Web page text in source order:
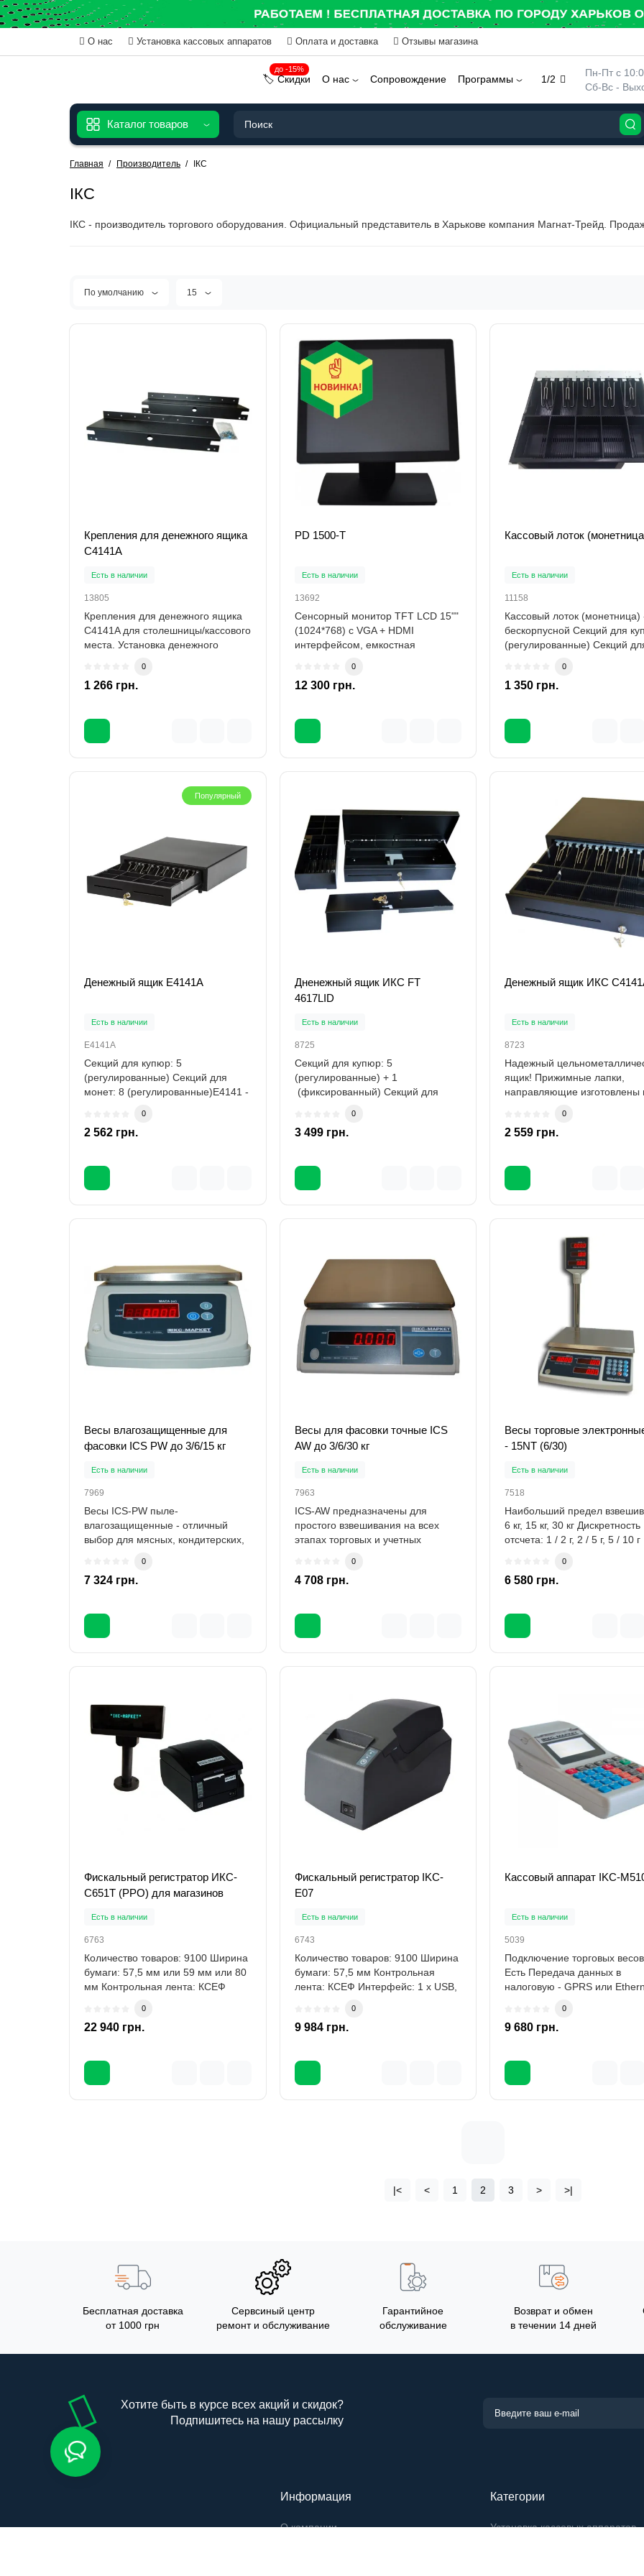
О нас Установка кассовых аппаратов Оплата и доставка Отзывы магазина
Пн-Пт с
Сб-Вс -
1/2
до -15%
🏷️ Скидки О нас Сопровождение Программы
Каталог товаров
Главная Производитель ІКС
ІКС
ІКС - производитель торгового оборудования. Официальный представитель в Харькове компания Магнат-Трейд.
По умолчанию 15
Крепления для денежного ящика
C4141A
Есть в наличии
13805
Крепления для денежного ящика
C4141A для столешницы/кассового
места. Установка денежного
0
1 266 грн.
PD 1500-T
Есть в наличии
13692
Сенсорный монитор TFT LCD 15""
(1024*768) с VGA + HDMI
интерфейсом, емкостная
0
12 300 грн.
Кассовый лоток
Есть в наличии
11158
Кассовый лоток (монетница)
бескорпусной Секций для
(регулированные) Секций
0
1 350 грн.
Популярный
Денежный ящик E4141А
Есть в наличии
E4141А
Секций для купюр: 5
(регулированные) Секций для
монет: 8 (регулированные)E4141 -
0
2 562 грн.
Дненежный ящик ИКС FT
4617LID
Есть в наличии
8725
Секций для купюр: 5
(регулированные) + 1
(фиксированный) Секций для
0
3 499 грн.
Денежный ящик ИКС
Есть в наличии
8723
Надежный
ящик! Прижимные лапки,
направляющие изготовлены
0
2 559 грн.
Весы влагозащищенные для
фасовки ICS PW до 3/6/15 кг
Есть в наличии
7969
Весы ICS-PW пыле-
влагозащищенные - отличный
выбор для мясных, кондитерских,
0
7 324 грн.
Весы для фасовки точные ICS
AW до 3/6/30 кг
Есть в наличии
7963
ICS-AW предназначены для
простого взвешивания на всех
этапах торговых и учетных
0
4 708 грн.
Весы торговые
- 15NT (6/30)
Есть в наличии
7518
Наибольший предел
6 кг, 15 кг, 30 кг Дискретность
отсчета: 1 / 2 г, 2 / 5 г, 5 / 10
0
6 580 грн.
Фискальный регистратор ИКС-
С651Т (РРО) для магазинов
Есть в наличии
6763
Количество товаров: 9100 Ширина
бумаги: 57,5 мм или 59 мм или 80
мм Контрольная лента: КСЕФ
0
22 940 грн.
Фискальный регистратор IKC-
Е07
Есть в наличии
6743
Количество товаров: 9100 Ширина
бумаги: 57,5 мм Контрольная
лента: КСЕФ Интерфейс: 1 x USB,
0
9 984 грн.
Кассовый аппарат IKC-
Есть в наличии
5039
Подключение торговых
Есть Передача данных в
налоговую - GPRS или
0
9 680 грн.
|< < 1 2 3 > >|
Бесплатная доставка
от 1000 грн
Сервсиный центр
ремонт и обслуживание
Гарантийное
обслуживание
Возврат и обмен
в течении 14 дней
Хотите быть в курсе всех акций и скидок?
Подпишитесь на нашу рассылку
Информация
О компании
Категории
Установка кассовых аппаратов